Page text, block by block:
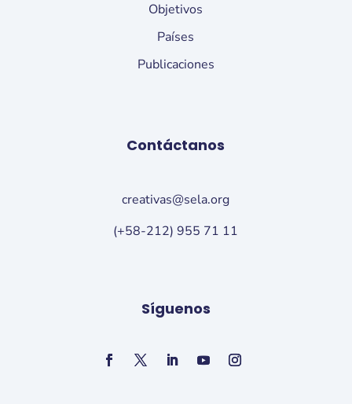
Objetivos
Países
Publicaciones
Contáctanos
creativas@sela.org
(+58-212) 955 71 11
Síguenos